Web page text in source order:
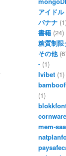
アイドル
バナナ
書籍 (24)
糖質制限
その他
- (1)
Ivibet (1)
(1)
mem-